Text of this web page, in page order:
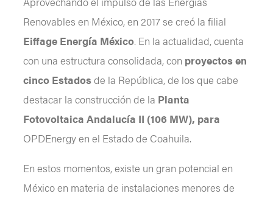
Renovables en México, en 2017 se creó la filial
Eiffage Energía México. En la actualidad, cuenta
con una estructura consolidada, con proyectos en
cinco Estadosde la República, de los que cabe
destacar la construcción de la Planta
Fotovoltaica Andalucía II (106 MW), para
OPDEnergy en el Estado de Coahuila.
En estos momentos, existe un gran potencial en
México en materia de instalaciones menores de